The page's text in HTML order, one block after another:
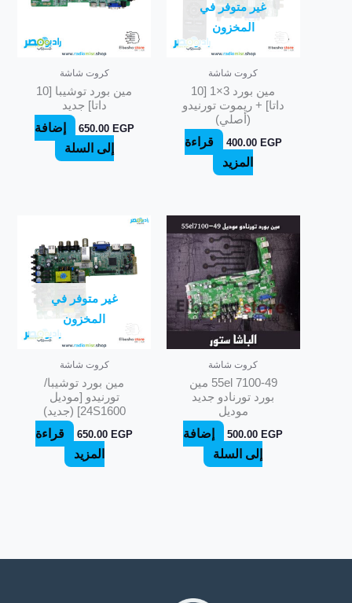
غير متوفر في
المخزون
كروت شاشة
مين بورد 3×1 [10
داتا] + ريموت تورنيدو
(أصلي)
400.00 EGP
قراءة
المزيد
كروت شاشة
مين بورد توشيبا [10
داتا] جديد
650.00 EGP
إضافة
إلى السلة
كروت شاشة
55el 7100-49 مين
بورد تورنادو جديد
موديل
500.00 EGP
إضافة
إلى السلة
غير متوفر في
المخزون
كروت شاشة
مين بورد توشيبا/
تورنيدو [موديل
24S1600] (جديد)
650.00 EGP
قراءة
المزيد